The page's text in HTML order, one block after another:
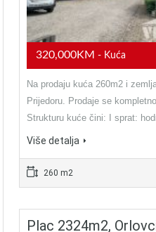
320,000KM - Kuća
Na prodaju kuća 260m2 i
Prijedoru. Prodaje se
Strukturu kuće čini: I sprat:
Više detalja
260 m2
Plac 2324m2,